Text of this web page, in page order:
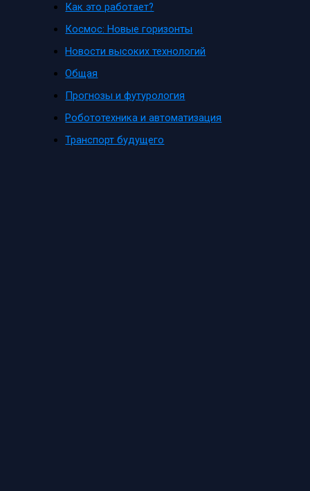
Как это работает?
Космос: Новые горизонты
Новости высоких технологий
Общая
Прогнозы и футурология
Робототехника и автоматизация
Транспорт будущего